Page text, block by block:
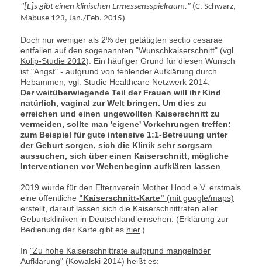
"[E]s gibt einen klinischen Ermessensspielraum." (C. Schwarz,
Mabuse 123, Jan./Feb. 2015)
Doch nur weniger als 2% der getätigten sectio cesarae
entfallen auf den sogenannten "Wunschkaiserschnitt" (vgl.
Kolip-Studie 2012). Ein häufiger Grund für diesen Wunsch
ist "Angst" - aufgrund von fehlender Aufklärung durch
Hebammen, vgl. Studie Healthcare Netzwerk 2014.
Der weitüberwiegende Teil der Frauen will ihr Kind
natürlich, vaginal zur Welt bringen. Um dies zu
erreichen und einen ungewollten Kaiserschnitt zu
vermeiden, sollte man 'eigene' Vorkehrungen treffen:
zum Beispiel für gute intensive 1:1-Betreuung unter
der Geburt sorgen, sich die Klinik sehr sorgsam
aussuchen, sich über einen Kaiserschnitt, mögliche
Interventionen vor Wehenbeginn aufklären lassen
2019 wurde für den Elternverein Mother Hood e.V. erstmals
eine öffentliche "Kaiserschnitt-Karte" (mit google/maps)
erstellt, darauf lassen sich die Kaiserschnittraten aller
Geburtskliniken in Deutschland einsehen. (Erklärung zur
Bedienung der Karte gibt es hier.)
In "Zu hohe Kaiserschnittrate aufgrund mangelnder
Aufklärung" (Kowalski 2014) heißt es: